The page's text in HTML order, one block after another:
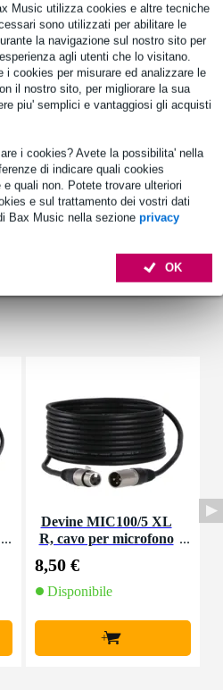
Music utilizza cookies e altre tecniche
sono utilizzati per abilitare le
la navigazione sul nostro sito per
agli utenti che lo visitano.
i cookies per misurare ed analizzare le
il nostro sito, per migliorare la sua
piu' semplici e vantaggiosi gli acquisti
i cookies? Avete la possibilita' nella
di indicare quali cookies
quali non. Potete trovare ulteriori
e sul trattamento dei vostri dati
Bax Music nella sezione privacy
OK
Devine MIC100/5 XL
R, cavo per microfono
8,50 €
Disponibile
+